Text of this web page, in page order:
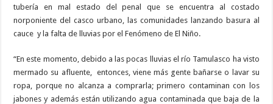
tubería en mal estado del penal que se encuentra al costado
norponiente del casco urbano, las comunidades lanzando basura al
cauce y la falta de lluvias por el Fenómeno de El Niño.
“En este momento, debido a las pocas lluvias el río Tamulasco ha visto
mermado su afluente,
entonces, viene más gente bañarse o lavar su
ropa, porque no alcanza a comprarla; primero contaminan con los
jabones y además están utilizando agua contaminada que baja de la